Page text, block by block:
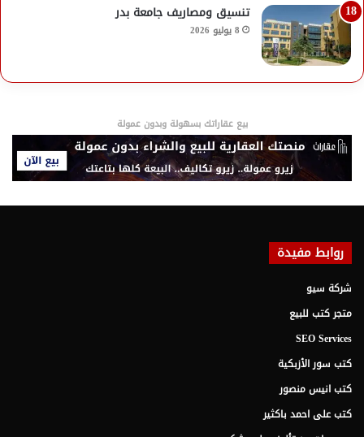
تنسيق ومصاريف جامعة بدر
8 يوليو 2026
بيع عقاراتك بسهولة وبدون عمولة
روابط مفيدة
شركة سيو
متجر كتب للبيع
SEO Services
كتب سور الأزبكية
كتب انيس منصور
كتب على احمد باكثير